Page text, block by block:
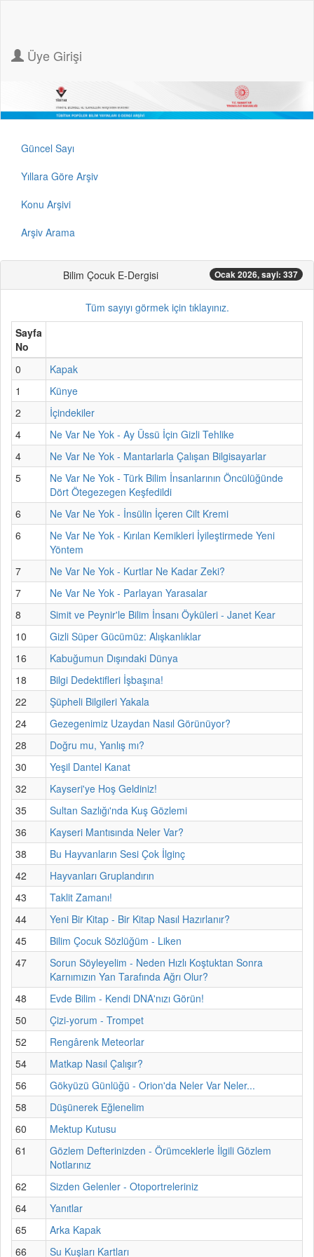
Üye Girişi
Güncel Sayı
Yıllara Göre Arşiv
Konu Arşivi
Arşiv Arama
Bilim Çocuk E-Dergisi Ocak 2026, sayi: 337
Tüm sayıyı görmek için tıklayınız.
Sayfa
No
0
Kapak
1
Künye
2
İçindekiler
4
Ne Var Ne Yok - Ay Üssü İçin Gizli Tehlike
4
Ne Var Ne Yok - Mantarlarla Çalışan Bilgisayarlar
5
Ne Var Ne Yok - Türk Bilim İnsanlarının Öncülüğünde
Dört Ötegezegen Keşfedildi
6
Ne Var Ne Yok - İnsülin İçeren Cilt Kremi
6
Ne Var Ne Yok - Kırılan Kemikleri İyileştirmede Yeni
Yöntem
7
Ne Var Ne Yok - Kurtlar Ne Kadar Zeki?
7
Ne Var Ne Yok - Parlayan Yarasalar
8
Simit ve Peynir'le Bilim İnsanı Öyküleri - Janet Kear
10
Gizli Süper Gücümüz: Alışkanlıklar
16
Kabuğumun Dışındaki Dünya
18
Bilgi Dedektifleri İşbaşına!
22
Şüpheli Bilgileri Yakala
24
Gezegenimiz Uzaydan Nasıl Görünüyor?
28
Doğru mu, Yanlış mı?
30
Yeşil Dantel Kanat
32
Kayseri'ye Hoş Geldiniz!
35
Sultan Sazlığı'nda Kuş Gözlemi
36
Kayseri Mantısında Neler Var?
38
Bu Hayvanların Sesi Çok İlginç
42
Hayvanları Gruplandırın
43
Taklit Zamanı!
44
Yeni Bir Kitap - Bir Kitap Nasıl Hazırlanır?
45
Bilim Çocuk Sözlüğüm - Liken
47
Sorun Söyleyelim - Neden Hızlı Koştuktan Sonra
Karnımızın Yan Tarafında Ağrı Olur?
48
Evde Bilim - Kendi DNA'nızı Görün!
50
Çizi-yorum - Trompet
52
Rengârenk Meteorlar
54
Matkap Nasıl Çalışır?
56
Gökyüzü Günlüğü - Orion'da Neler Var Neler...
58
Düşünerek Eğlenelim
60
Mektup Kutusu
61
Gözlem Defterinizden - Örümceklerle İlgili Gözlem
Notlarınız
62
Sizden Gelenler - Otoportreleriniz
64
Yanıtlar
65
Arka Kapak
66
Su Kuşları Kartları